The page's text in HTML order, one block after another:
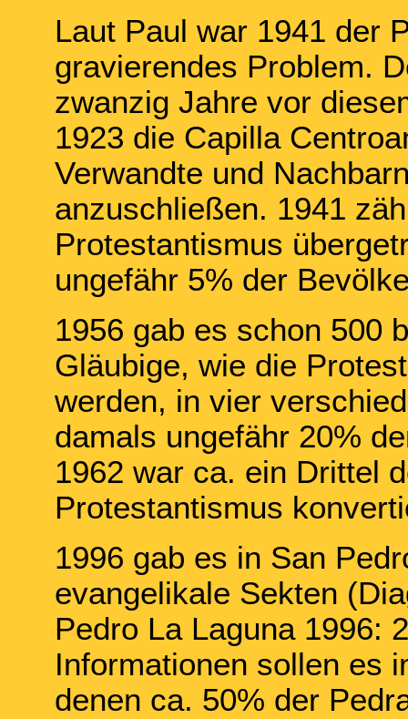
Laut Paul war 1941 der
gravierendes Problem.
zwanzig Jahre vor
1923 die Capilla
Verwandte und
anzuschließen. 1941
Protestantismus
ungefähr 5% der
1956 gab es schon 500
Gläubige, wie die
werden, in vier
damals ungefähr 20%
1962 war ca. ein Drittel
Protestantismus
1996 gab es in San
evangelikale Sekten
Pedro La Laguna 1996:
Informationen sollen es
denen ca. 50% der